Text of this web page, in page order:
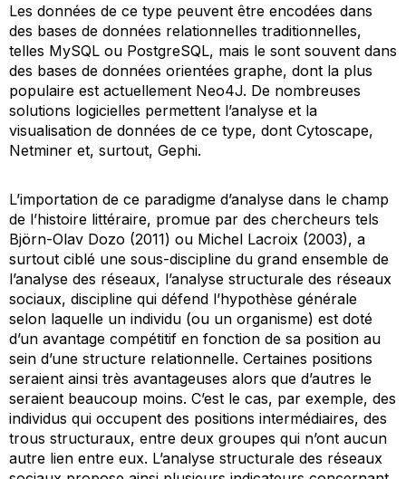
Les données de ce type peuvent être encodées dans
des bases de données relationnelles traditionnelles,
telles MySQL ou PostgreSQL, mais le sont souvent dans
des bases de données orientées graphe, dont la plus
populaire est actuellement Neo4J. De nombreuses
solutions logicielles permettent l’analyse et la
visualisation de données de ce type, dont Cytoscape,
Netminer et, surtout, Gephi.
L’importation de ce paradigme d’analyse dans le champ
de l’histoire littéraire, promue par des chercheurs tels
Björn-Olav Dozo (2011) ou Michel Lacroix (2003), a
surtout ciblé une sous-discipline du grand ensemble de
l’analyse des réseaux, l’analyse structurale des réseaux
sociaux, discipline qui défend l’hypothèse générale
selon laquelle un individu (ou un organisme) est doté
d’un avantage compétitif en fonction de sa position au
sein d’une structure relationnelle. Certaines positions
seraient ainsi très avantageuses alors que d’autres le
seraient beaucoup moins. C’est le cas, par exemple, des
individus qui occupent des positions intermédiaires, des
trous structuraux, entre deux groupes qui n’ont aucun
autre lien entre eux. L’analyse structurale des réseaux